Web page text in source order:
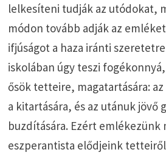
lelkesíteni tudják az utódokat,
módon tovább adják az
ifjúságot a haza iránti
iskolában úgy teszi
ősök tetteire, magatartására:
a kitartására, és az utánuk jövő
buzdítására. Ezért emlékezünk
eszperantista elődjeink